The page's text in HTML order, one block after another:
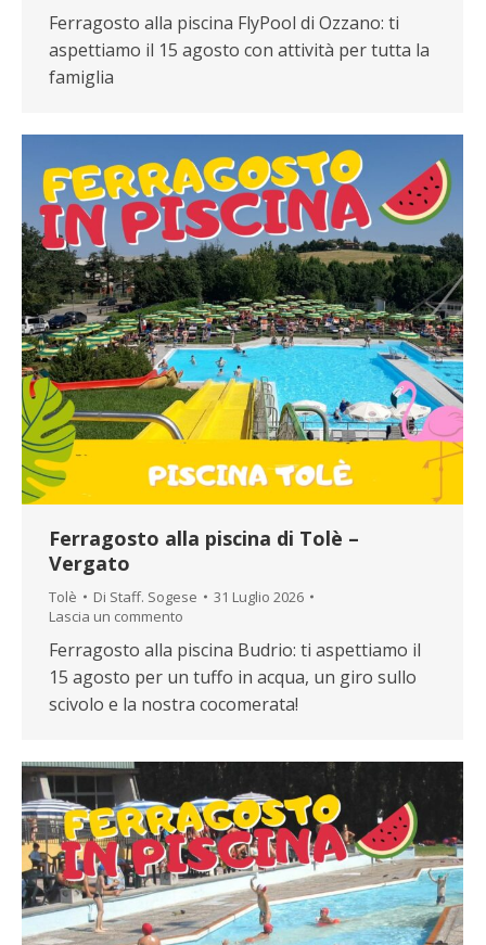
Ferragosto alla piscina FlyPool di Ozzano: ti
aspettiamo il 15 agosto con attività per tutta la
famiglia
Ferragosto alla piscina di Tolè –
Vergato
Tolè Di Staff. Sogese
31 Luglio 2026
Lascia un commento
Ferragosto alla piscina Budrio: ti aspettiamo il
15 agosto per un tuffo in acqua, un giro sullo
scivolo e la nostra cocomerata!